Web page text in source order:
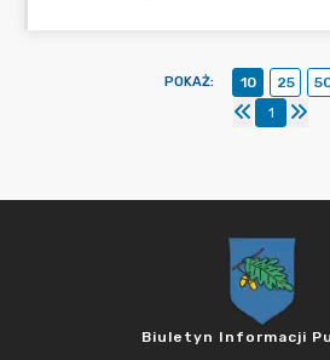
POKAŻ: 10 25
1
Biuletyn Informacji